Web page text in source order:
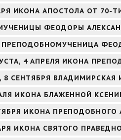
ИКОНА АПОСТОЛА ОТ 70-
ФЕОДОРЫ
4 АПРЕЛЯ ИКОНА
8 СЕНТЯБРЯ
ИКОНА БЛАЖЕННОЙ
ИКОНА ПРЕПОДОБНОГО
ИКОНА СВЯТОГО